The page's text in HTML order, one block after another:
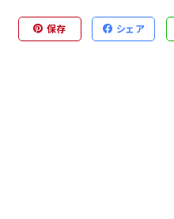
保存 シェア